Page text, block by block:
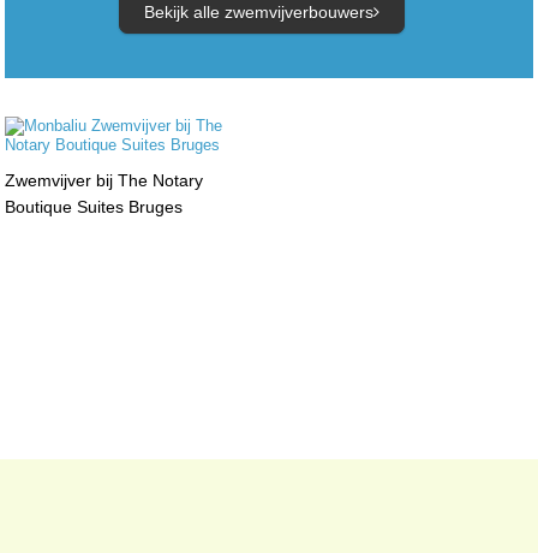
Bekijk alle zwemvijverbouwers
Zwemvijver bij The Notary
Boutique Suites Bruges